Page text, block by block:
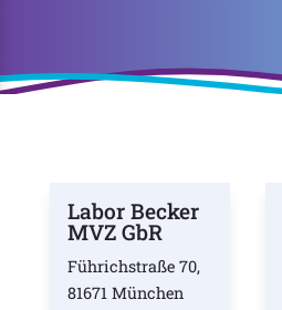
Labor Becker
MVZ GbR
Führichstraße 70,
81671 München